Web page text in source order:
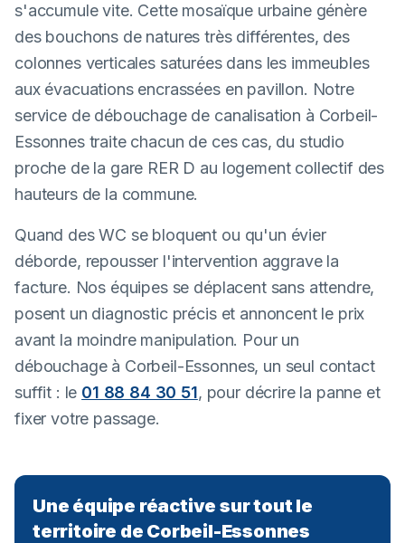
s'accumule vite. Cette mosaïque urbaine génère
des bouchons de natures très différentes, des
colonnes verticales saturées dans les immeubles
aux évacuations encrassées en pavillon. Notre
service de débouchage de canalisation à Corbeil-
Essonnes traite chacun de ces cas, du studio
proche de la gare RER D au logement collectif des
hauteurs de la commune.
Quand des WC se bloquent ou qu'un évier
déborde, repousser l'intervention aggrave la
facture. Nos équipes se déplacent sans attendre,
posent un diagnostic précis et annoncent le prix
avant la moindre manipulation. Pour un
débouchage à Corbeil-Essonnes, un seul contact
suffit : le 01 88 84 30 51, pour décrire la panne et
fixer votre passage.
Une équipe réactive sur tout le
territoire de Corbeil-Essonnes